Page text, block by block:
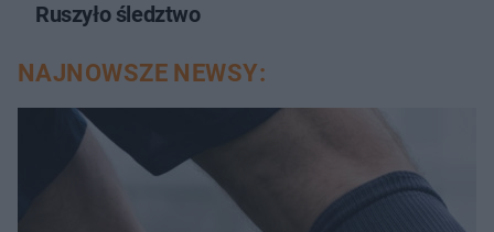
Ruszyło śledztwo
NAJNOWSZE NEWSY: